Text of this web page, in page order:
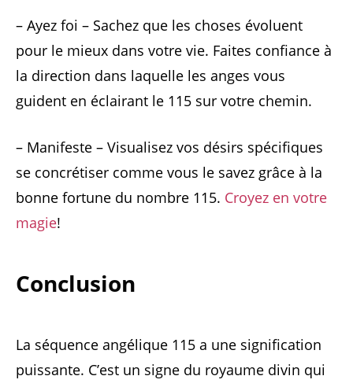
– Ayez foi – Sachez que les choses évoluent
pour le mieux dans votre vie. Faites confiance à
la direction dans laquelle les anges vous
guident en éclairant le 115 sur votre chemin.
– Manifeste – Visualisez vos désirs spécifiques
se concrétiser comme vous le savez grâce à la
bonne fortune du nombre 115. Croyez en votre
magie!
Conclusion
La séquence angélique 115 a une signification
puissante. C’est un signe du royaume divin qui